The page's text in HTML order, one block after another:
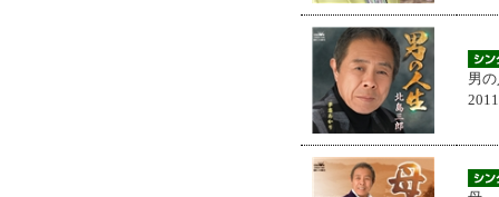
男